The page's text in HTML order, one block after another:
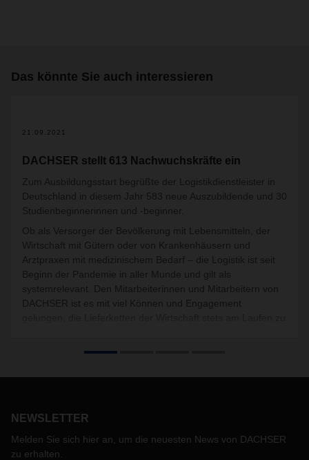
Das könnte Sie auch interessieren
21.09.2021
DACHSER stellt 613 Nachwuchskräfte ein
Zum Ausbildungsstart begrüßte der Logistikdienstleister in
Deutschland in diesem Jahr 583 neue Auszubildende und 30
Studienbeginnerinnen und -beginner.
Ob als Versorger der Bevölkerung mit Lebensmitteln, der
Wirtschaft mit Gütern oder von Krankenhäusern und
Arztpraxen mit medizinischem Bedarf – die Logistik ist seit
Beginn der Pandemie in aller Munde und gilt als
systemrelevant. Den Mitarbeiterinnen und Mitarbeitern von
DACHSER ist es mit viel Können und Engagement
NEWSLETTER
Melden Sie sich hier an, um die neuesten News von DACHSER
zu erhalten.